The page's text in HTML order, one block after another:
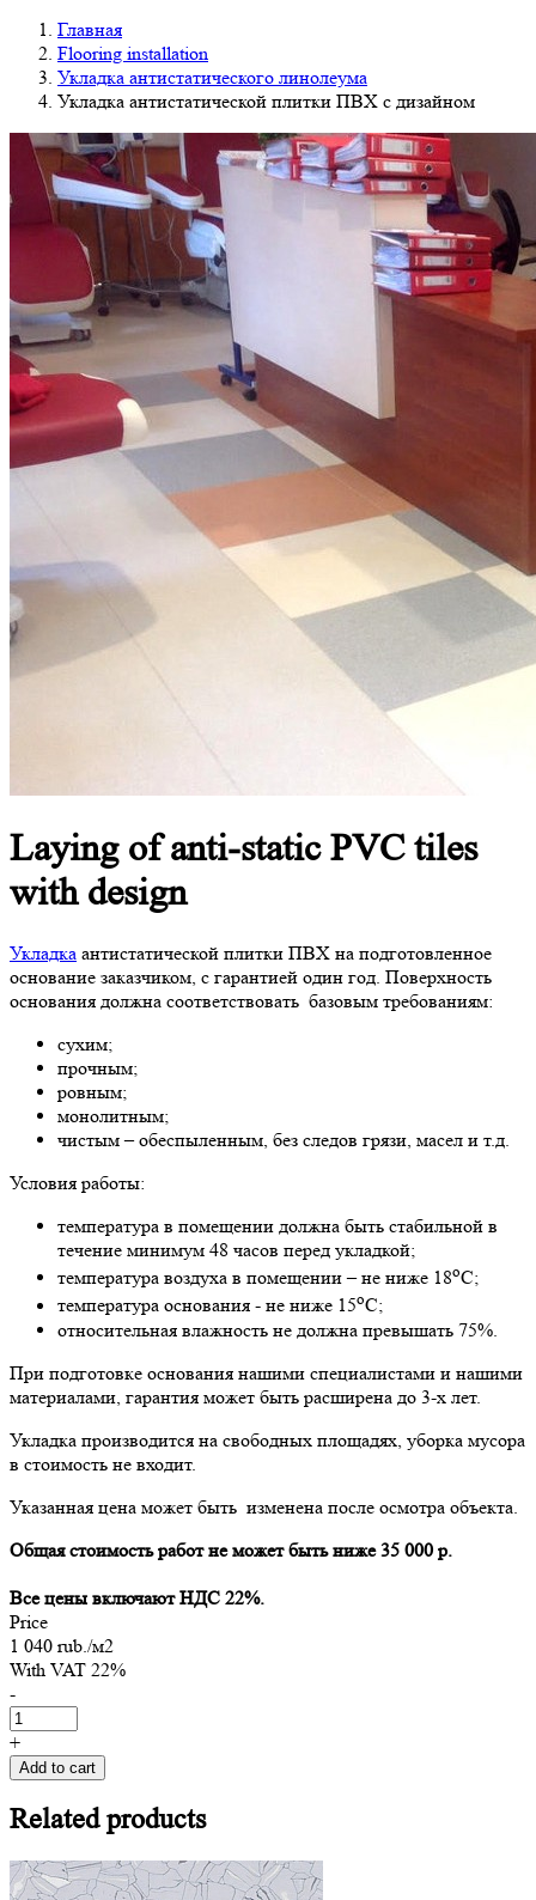
Главная
Flooring installation
Укладка антистатического линолеума
Укладка антистатической плитки ПВХ с дизайном
Laying of anti-staticPVC tiles
with design
Укладка антистатической плитки ПВХ на подготовленное
основание заказчиком, с гарантией один год. Поверхность
основания должна соответствовать базовым требованиям:
сухим;
прочным;
ровным;
монолитным;
чистым – обеспыленным, без следов грязи, масел и т.д.
Условия работы:
температура в помещении должна быть стабильной в
течение минимум 48 часов перед укладкой;
температура воздуха в помещении – не ниже 18оС;
температура основания - не ниже 15оС;
относительная влажность не должна превышать 75%.
При подготовке основания нашими специалистами и нашими
материалами, гарантия может быть расширена до 3-х лет.
Укладка производится на свободных площадях, уборка мусора
в стоимость не входит.
Указанная цена может быть изменена после осмотра объекта.
Общая стоимость работ не может быть ниже 35 000 р.
Все цены включают НДС 22%.
Price
1 040 rub./м2
With VAT 22%
-
+
Add to cart
Relatedproducts